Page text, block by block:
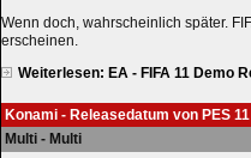
Wenn doch, wahrscheinlich später.
erscheinen.
Weiterlesen: EA - FIFA 11 Demo
Konami - Releasedatum von PES 11
Multi - Multi